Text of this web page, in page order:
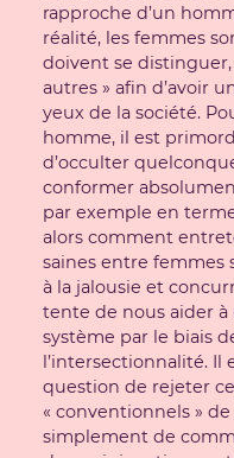
rapproche d’un
réalité, les femmes
doivent se
autres » afin d’avoir
yeux de la société.
homme, il est
d’occulter
conformer
par exemple en
alors comment
saines entre femmes
à la jalousie et
tente de nous aider
système par le biais
l’intersectionnalité.
question de rejeter
« conventionnels »
simplement de